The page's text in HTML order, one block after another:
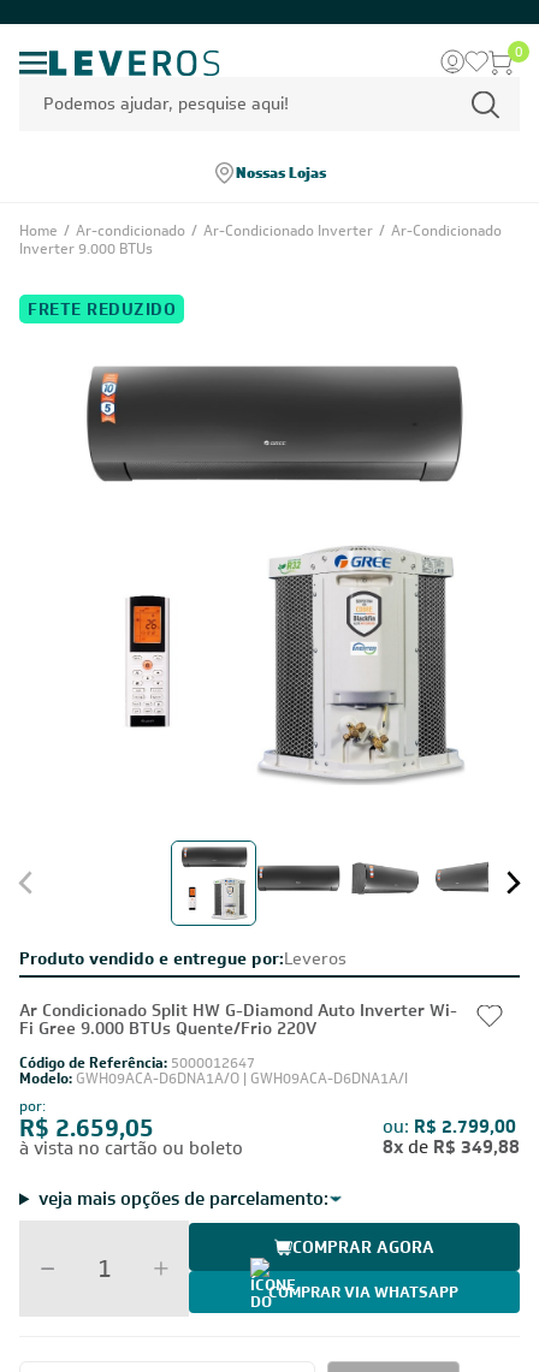
0
Nossas Lojas
Home / Ar-condicionado / Ar-Condicionado Inverter / Ar-Condicionado
Inverter 9.000 BTUs
Produto vendido e entregue por:Leveros
Ar Condicionado Split HW G-Diamond Auto Inverter Wi-
Fi Gree 9.000 BTUs Quente/Frio 220V
Código de Referência: 5000012647
Modelo: GWH09ACA-D6DNA1A/O | GWH09ACA-D6DNA1A/I
por:
R$ 2.659,05
à vista no cartão ou boleto
ou: R$ 2.799,00
8x de R$ 349,88
veja mais opções de parcelamento:
COMPRAR AGORA
COMPRAR VIA WHATSAPP
FRETE REDUZIDO